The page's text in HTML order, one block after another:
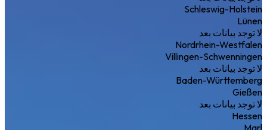
Schleswig-Holstein
Lünen
لا توجد بيانات بعد
Nordrhein-Westfalen
Villingen-Schwenningen
لا توجد بيانات بعد
Baden-Württemberg
Gießen
لا توجد بيانات بعد
Hessen
Marl